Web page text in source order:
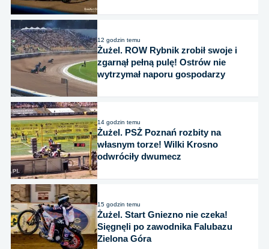
12 godzin temu
Żużel. ROW Rybnik zrobił swoje i
zgarnął pełną pulę! Ostrów nie
wytrzymał naporu gospodarzy
14 godzin temu
Żużel. PSŻ Poznań rozbity na
własnym torze! Wilki Krosno
odwróciły dwumecz
15 godzin temu
Żużel. Start Gniezno nie czeka!
Sięgnęli po zawodnika Falubazu
Zielona Góra